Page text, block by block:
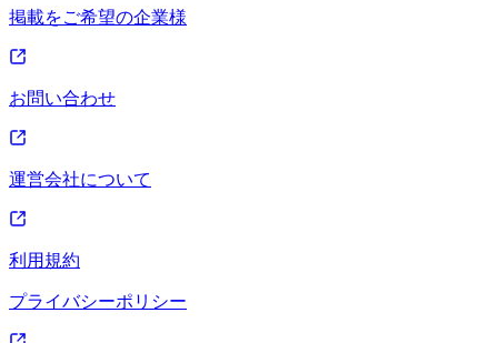
掲載をご希望の企業様
お問い合わせ
運営会社について
利用規約
プライバシーポリシー